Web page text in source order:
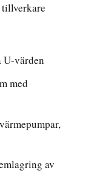
tillverkare
U-värden
med
av